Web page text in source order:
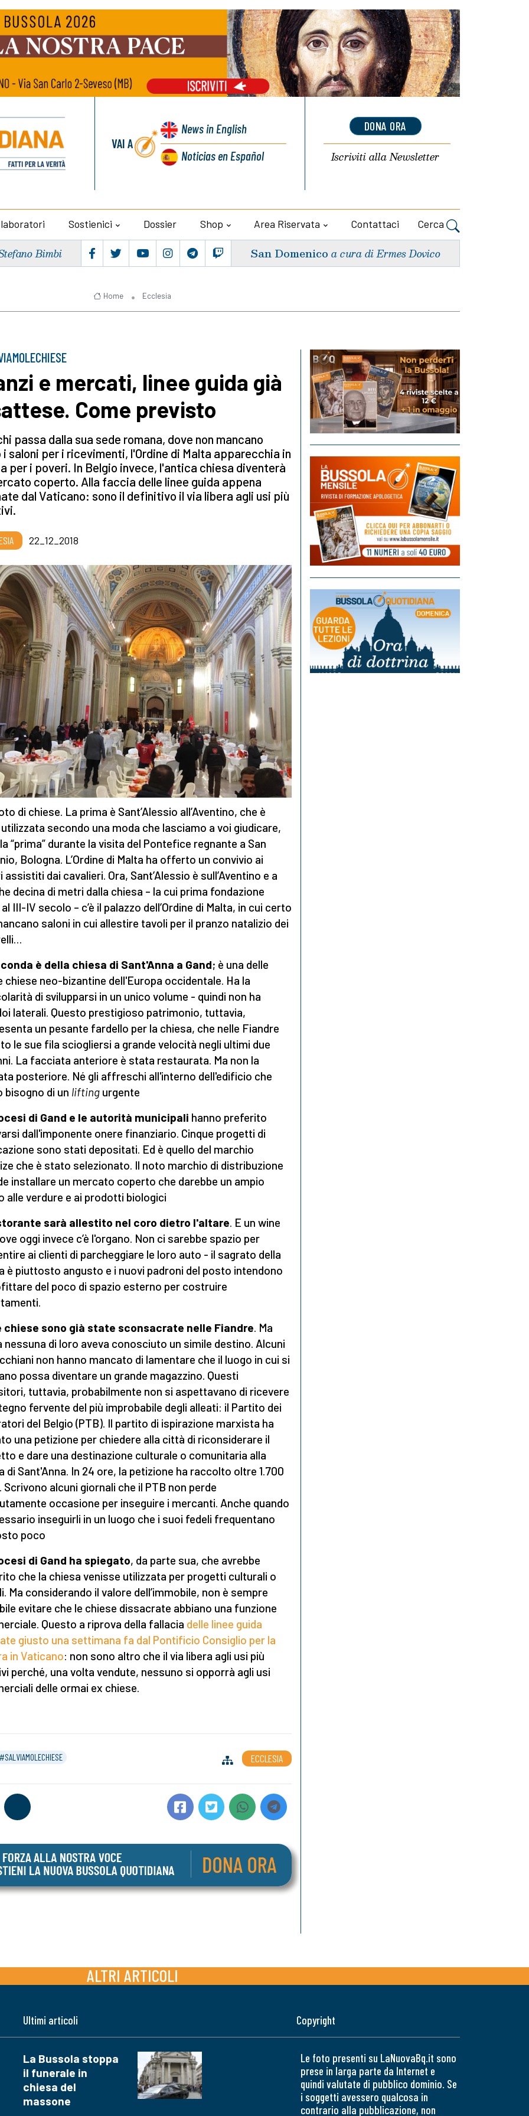
VAI A
Newsin English
Noticiasen Español
DONA ORA
Iscriviti allaNewsletter
Sostienici Dossier Shop Area Riservata Contattaci Cerca
Bimbi San Domenico a cura di Ermes Dovico
Home Ecclesia
e mercati, linee guida già
Come previsto
passa dalla sua sede romana, dove non mancano
saloni per i ricevimenti, l'Ordine di Malta apparecchia in
per i poveri. In Belgio invece, l'antica chiesa diventerà
coperto. Alla faccia delle linee guida appena
dal Vaticano: sono il definitivo il via libera agli usi più
22_12_2018
di chiese. La prima è Sant’Alessio all’Aventino, che è
secondo una moda che lasciamo a voi giudicare,
“prima” durante la visita del Pontefice regnante a San
Bologna. L’Ordine di Malta ha offerto un convivio ai
assistiti dai cavalieri. Ora, Sant’Alessio è sull’Aventino e a
decina di metri dalla chiesa – la cui prima fondazione
III-IV secolo – c’è il palazzo dell’Ordine di Malta, in cui certo
saloni in cui allestire tavoli per il pranzo natalizio dei
è della chiesa di Sant'Anna a Gand; è una delle
chiese neo-bizantine dell'Europa occidentale. Ha la
di svilupparsi in un unico volume - quindi non ha
laterali. Questo prestigioso patrimonio, tuttavia,
un pesante fardello per la chiesa, che nelle Fiandre
le sue fila sciogliersi a grande velocità negli ultimi due
La facciata anteriore è stata restaurata. Ma non la
posteriore. Né gli affreschi all'interno dell'edificio che
bisogno di un lifting urgente
di Gand e le autorità municipali hanno preferito
dall'imponente onere finanziario. Cinque progetti di
sono stati depositati. Ed è quello del marchio
che è stato selezionato. Il noto marchio di distribuzione
installare un mercato coperto che darebbe un ampio
alle verdure e ai prodotti biologici
sarà allestito nel coro dietro l'altare. E un wine
oggi invece c’è l'organo. Non ci sarebbe spazio per
ai clienti di parcheggiare le loro auto - il sagrato della
è piuttosto angusto e i nuovi padroni del posto intendono
del poco di spazio esterno per costruire
chiese sono già state sconsacrate nelle Fiandre. Ma
nessuna di loro aveva conosciuto un simile destino. Alcuni
non hanno mancato di lamentare che il luogo in cui si
possa diventare un grande magazzino. Questi
tuttavia, probabilmente non si aspettavano di ricevere
fervente del più improbabile degli alleati: il Partito dei
del Belgio (PTB). Il partito di ispirazione marxista ha
una petizione per chiedere alla città di riconsiderare il
e dare una destinazione culturale o comunitaria alla
di Sant'Anna. In 24 ore, la petizione ha raccolto oltre 1.700
alcuni giornali che il PTB non perde
occasione per inseguire i mercanti. Anche quando
inseguirli in un luogo che i suoi fedeli frequentano
poco
di Gand ha spiegato, da parte sua, che avrebbe
che la chiesa venisse utilizzata per progetti culturali o
Ma considerando il valore dell’immobile, non è sempre
evitare che le chiese dissacrate abbiano una funzione
Questo a riprova della fallacia delle linee guida
giusto una settimana fa dal Pontificio Consiglio per la
in Vaticano: non sono altro che il via libera agli usi più
perché, una volta vendute, nessuno si opporrà agli usi
delle ormai ex chiese.
#SALVIAMOLECHIESE ECCLESIA
ALTRI ARTICOLI
Ultimi articoli
La Bussola stoppa
il funerale in
chiesa del
massone
Copyright
Le foto presenti su LaNuovaBq.it sono
prese in larga parte da Internet e
quindi valutate di pubblico dominio. Se
i soggetti avessero qualcosa in
contrario alla pubblicazione, non